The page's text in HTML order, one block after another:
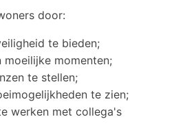
door:
te bieden;
moeilijke momenten;
te stellen;
te zien;
werken met collega's